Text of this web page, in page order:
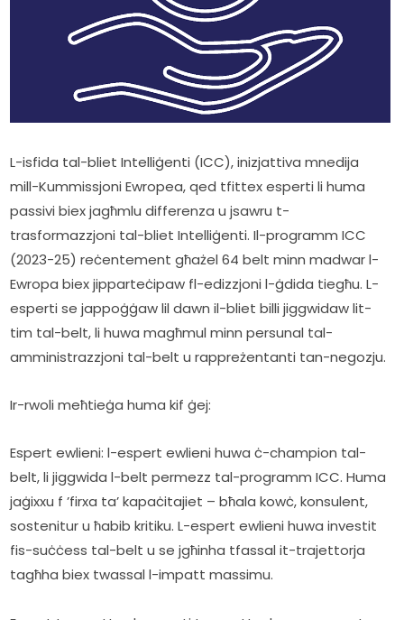
L-isfida tal-bliet Intelliġenti (ICC), inizjattiva mnedija
mill-Kummissjoni Ewropea, qed tfittex esperti li huma
passivi biex jagħmlu differenza u jsawru t-
trasformazzjoni tal-bliet Intelliġenti. Il-programm ICC
(2023-25) reċentement għażel 64 belt minn madwar l-
Ewropa biex jipparteċipaw fl-edizzjoni l-ġdida tiegħu. L-
esperti se jappoġġaw lil dawn il-bliet billi jiggwidaw lit-
tim tal-belt, li huwa magħmul minn persunal tal-
amministrazzjoni tal-belt u rappreżentanti tan-negozju.
Ir-rwoli meħtieġa huma kif ġej:
Espert ewlieni: l-espert ewlieni huwa ċ-champion tal-
belt, li jiggwida l-belt permezz tal-programm ICC. Huma
jaġixxu f ’firxa ta’ kapaċitajiet – bħala kowċ, konsulent,
sostenitur u ħabib kritiku. L-espert ewlieni huwa investit
fis-suċċess tal-belt u se jgħinha tfassal it-trajettorja
tagħha biex twassal l-impatt massimu.